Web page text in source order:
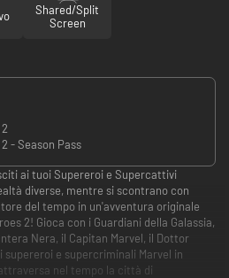
Shared/Split
Screen
- Season Pass
ai tuoi Supereroi e Supercattivi
diverse, mentre si scontrano con
del tempo in un'avventura originale
2! Gioca con i Guardiani della Galassia,
Nera, il Capitan Marvel, il Dottor
supereroi e supercriminali Marvel in
nel tempo la città di